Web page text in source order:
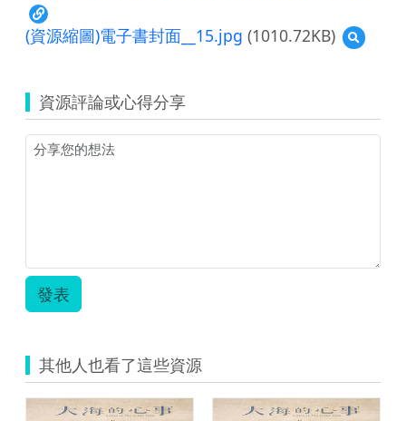
(資源縮圖)電子書封面__15.jpg (1010.72KB)
預
覽
圖)
電
資源評論或心得分享
發表
其他人也看了這些資源